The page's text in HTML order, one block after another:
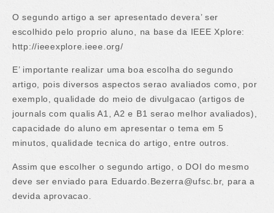
O segundo artigo a ser apresentado devera’ ser
escolhido pelo proprio aluno, na base da IEEE Xplore:
http://ieeexplore.ieee.org/
E’ importante realizar uma boa escolha do segundo
artigo, pois diversos aspectos serao avaliados como, por
exemplo, qualidade do meio de divulgacao (artigos de
journals com qualis A1, A2 e B1 serao melhor avaliados),
capacidade do aluno em apresentar o tema em 5
minutos, qualidade tecnica do artigo, entre outros.
Assim que escolher o segundo artigo, o DOI do mesmo
deve ser enviado para Eduardo.Bezerra@ufsc.br, para a
devida aprovacao.